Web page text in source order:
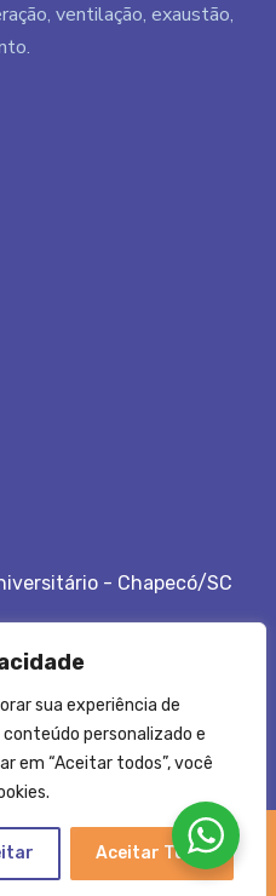
sua experiência de
personalizado e
em “Aceitar todos”, você
Aceitar Tudo
ventilação, exaustão,
- Chapecó/SC
reservados.
Agência DZ6